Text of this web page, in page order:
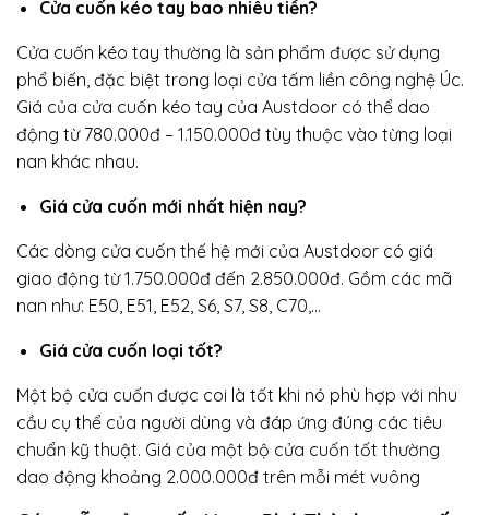
Cửa cuốn kéo tay bao nhiêu tiền?
Cửa cuốn kéo tay thường là sản phẩm được sử dụng
phổ biến, đặc biệt trong loại cửa tấm liền công nghệ Úc.
Giá của cửa cuốn kéo tay của Austdoor có thể dao
động từ 780.000đ – 1.150.000đ tùy thuộc vào từng loại
nan khác nhau.
Giá cửa cuốn mới nhất hiện nay?
Các dòng cửa cuốn thế hệ mới của Austdoor có giá
giao động từ 1.750.000đ đến 2.850.000đ. Gồm các mã
nan như: E50, E51, E52, S6, S7, S8, C70,…
Giá cửa cuốn loại tốt?
Một bộ cửa cuốn được coi là tốt khi nó phù hợp với nhu
cầu cụ thể của người dùng và đáp ứng đúng các tiêu
chuẩn kỹ thuật. Giá của một bộ cửa cuốn tốt thường
dao động khoảng 2.000.000đ trên mỗi mét vuông